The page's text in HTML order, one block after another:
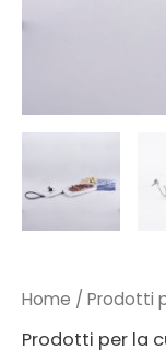
Home / Prodotti
Prodotti per la